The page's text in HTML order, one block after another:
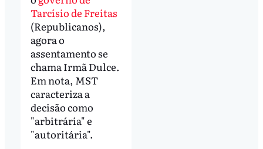
Tarcísio de Freitas
(Republicanos),
agora o
assentamento se
chama Irmã Dulce.
Em nota, MST
caracteriza a
decisão como
"arbitrária" e
"autoritária".